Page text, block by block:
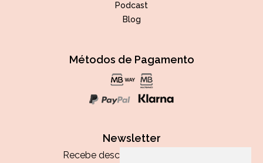
Podcast
Blog
Métodos de Pagamento
Newsletter
Recebe descontos exclusivos e